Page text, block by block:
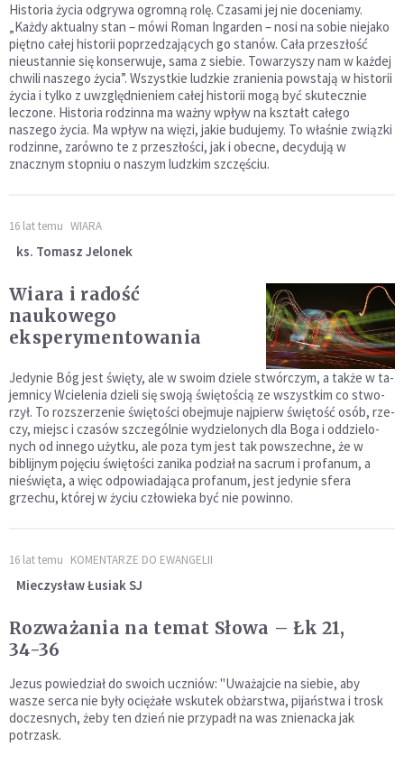
Historia życia odgrywa ogromną rolę. Czasami jej nie doceniamy.
„Każdy aktualny stan – mówi Roman Ingarden – nosi na sobie niejako
piętno całej historii poprzedzających go stanów. Cała przeszłość
nieustannie się konserwuje, sama z siebie. Towarzyszy nam w każdej
chwili naszego życia”. Wszystkie ludzkie zranienia powstają w historii
życia i tylko z uwzględnieniem całej historii mogą być skutecznie
leczone. Historia rodzinna ma ważny wpływ na kształt całego
naszego życia. Ma wpływ na więzi, jakie budujemy. To właśnie związki
rodzinne, zarówno te z przeszłości, jak i obecne, decydują w
znacznym stopniu o naszym ludzkim szczęściu.
16 lat temu WIARA
ks. Tomasz Jelonek
Wiara i radość
naukowego
eksperymentowania
Jedynie Bóg jest święty, ale w swoim dziele stwórczym, a także w ta­
jemnicy Wcielenia dzieli się swoją świętością ze wszystkim co stwo­
rzył. To rozszerzenie świętości obejmuje najpierw świętość osób, rze­
czy, miejsc i czasów szczególnie wydzielonych dla Boga i oddzielo­
nych od innego użytku, ale poza tym jest tak powszechne, że w
biblijnym pojęciu świętości zanika podział na sacrum i profanum, a
nieświęta, a więc odpowiadająca profanum, jest jedynie sfera
grzechu, której w życiu człowieka być nie powinno.
16 lat temu KOMENTARZE DO EWANGELII
Mieczysław Łusiak SJ
Rozważania na temat Słowa – Łk 21,
34-36
Jezus powiedział do swoich uczniów: "Uważajcie na siebie, aby
wasze serca nie były ociężałe wskutek obżarstwa, pijaństwa i trosk
doczesnych, żeby ten dzień nie przypadł na was znienacka jak
potrzask.